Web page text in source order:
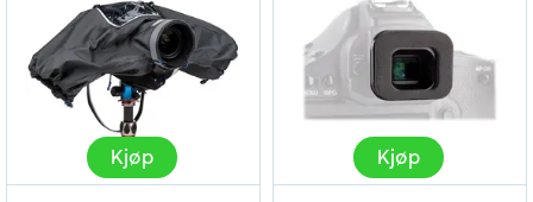
Kjøp Kjøp